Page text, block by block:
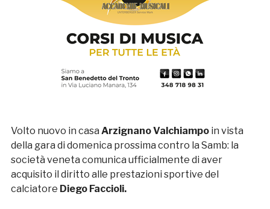
Volto nuovo in casa Arzignano Valchiampoin vista
della gara di domenica prossima contro la Samb: la
società veneta comunica ufficialmente di aver
acquisito il diritto alle prestazioni sportive del
calciatore Diego Faccioli.